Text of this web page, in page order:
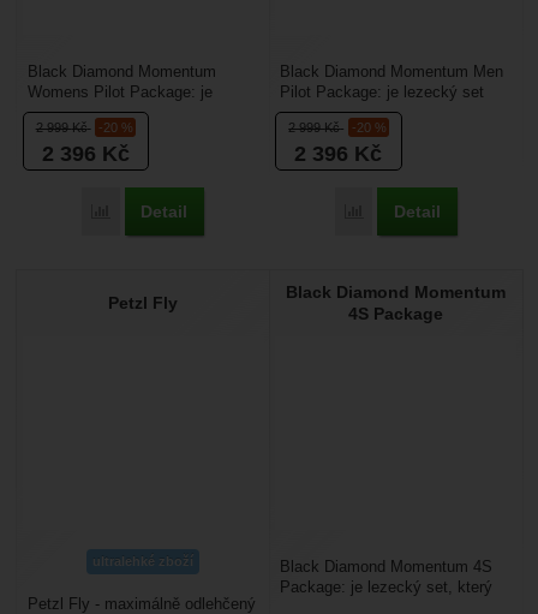
2 999Kč -20 %
2 396 Kč
Porovnat
Detail
Black Diamond Momentum
Womens Pilot Package: je
dámský horolezecký set vhodný
pro lezecké nováčky, kteří...
2 999Kč -20 %
2 396 Kč
Porovnat
Detail
Black Diamond Momentum Men
Pilot Package: je lezecký set
vhodný pro začátečníky. Jeho
výhodou je, že...
Petzl Fly
ultralehké zboží
Petzl Fly - maximálně odlehčený
Black Diamond Momentum
4S Package
Black Diamond Momentum 4S
Package: je lezecký set, který